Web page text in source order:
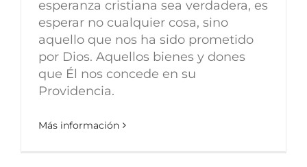
esperanza cristiana sea verdadera, es
esperar no cualquier cosa, sino
aquello que nos ha sido prometido
por Dios. Aquellos bienes y dones
que Él nos concede en su
Providencia.
Más información